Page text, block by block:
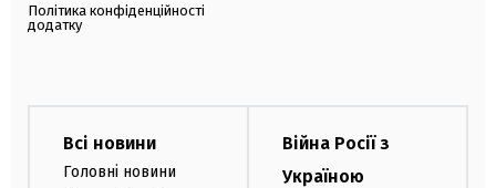
Політика конфіденційності
додатку
Всі новини
Головні новини
Війна Росії з
Україною